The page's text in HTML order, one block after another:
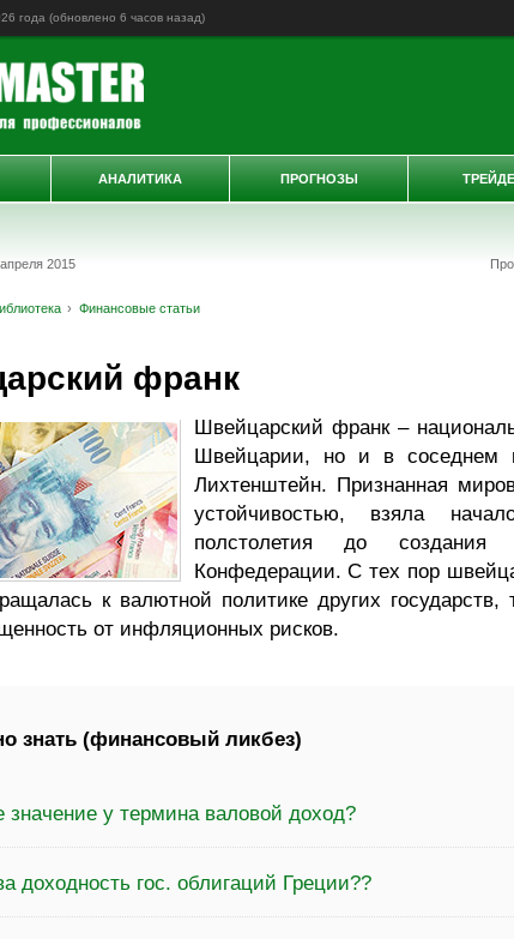
года (обновлено 6 часов назад)
2015
Финансовые статьи
франк
Швейцарский франк –
Швейцарии, но и в соседнем
Лихтенштейн. Признанная
устойчивостью, взяла
полстолетия до создания
Конфедерации. С тех пор
к валютной политике других
от инфляционных рисков.
знать (финансовый ликбез)
значение у термина валовой доход?
доходность гос. облигаций Греции??
АНАЛИТИКА ПРОГНОЗЫ